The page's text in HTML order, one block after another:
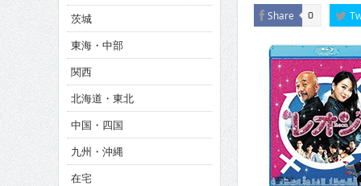
Share 0
茨城
東海・中部
関西
北海道・東北
中国・四国
九州・沖縄
在宅